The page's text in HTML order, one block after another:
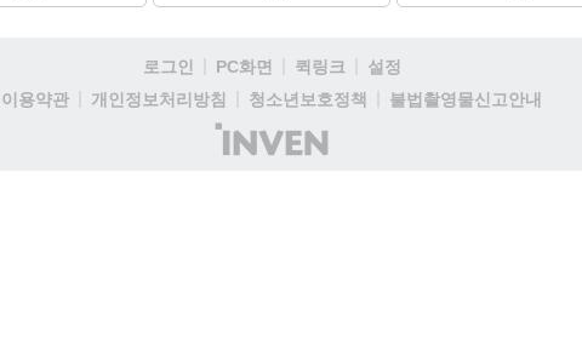
로그인 PC화면 퀵링크
설정
이용약관
개인정보처리방침 청소년보호정책
불법촬영물신고안내
(주)
인